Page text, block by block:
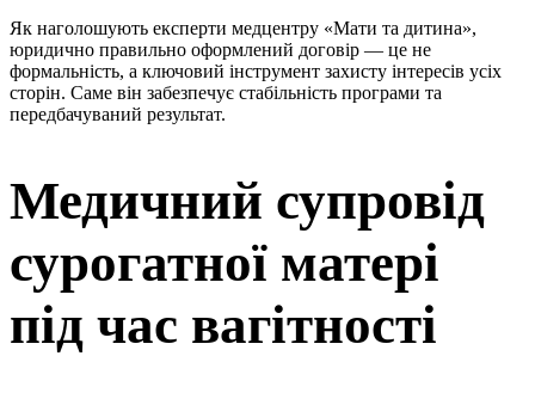
Як наголошують експерти медцентру «Мати та дитина»,
юридично правильно оформлений договір — це не
формальність, а ключовий інструмент захисту інтересів усіх
сторін. Саме він забезпечує стабільність програми та
передбачуваний результат.
Медичний супровід
сурогатної матері
під час вагітності